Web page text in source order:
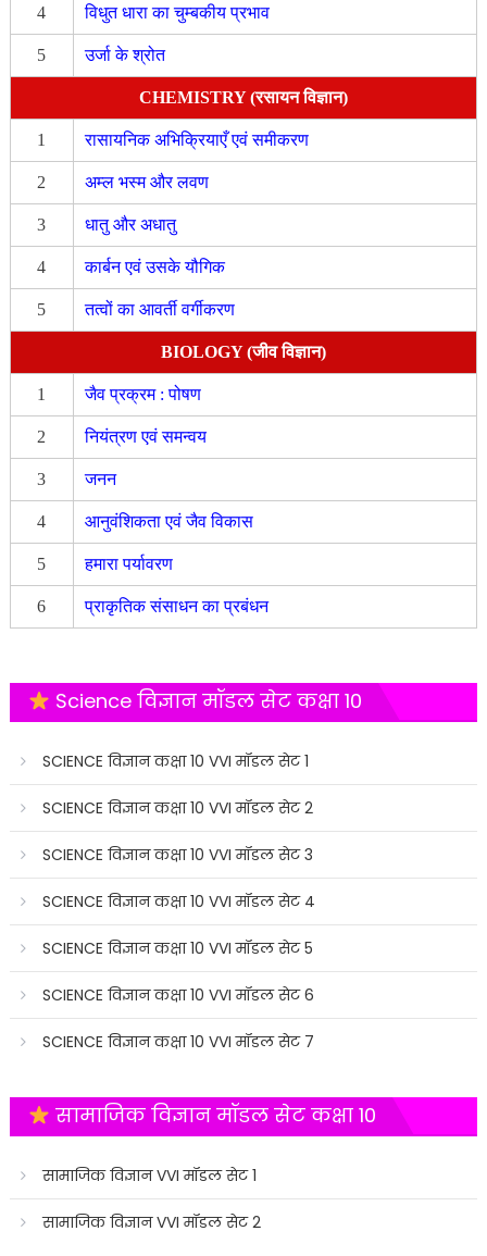
4 विधुत धारा का चुम्बकीय प्रभाव
5 उर्जा के श्रोत
CHEMISTRY (रसायन विज्ञान)
1 रासायनिक अभिक्रियाएँ एवं समीकरण
2 अम्ल भस्म और लवण
3 धातु और अधातु
4 कार्बन एवं उसके यौगिक
5 तत्वों का आवर्ती वर्गीकरण
BIOLOGY (जीव विज्ञान)
1 जैव प्रक्रम : पोषण
2 नियंत्रण एवं समन्वय
3 जनन
4 आनुवंशिकता एवं जैव विकास
5 हमारा पर्यावरण
6 प्राकृतिक संसाधन का प्रबंधन
Science विज्ञान मॉडल सेट कक्षा 10
SCIENCE विज्ञान कक्षा 10 VVI मॉडल सेट 1
SCIENCE विज्ञान कक्षा 10 VVI मॉडल सेट 2
SCIENCE विज्ञान कक्षा 10 VVI मॉडल सेट 3
SCIENCE विज्ञान कक्षा 10 VVI मॉडल सेट 4
SCIENCE विज्ञान कक्षा 10 VVI मॉडल सेट 5
SCIENCE विज्ञान कक्षा 10 VVI मॉडल सेट 6
SCIENCE विज्ञान कक्षा 10 VVI मॉडल सेट 7
सामाजिक विज्ञान मॉडल सेट कक्षा 10
सामाजिक विज्ञान VVI मॉडल सेट 1
सामाजिक विज्ञान VVI मॉडल सेट 2